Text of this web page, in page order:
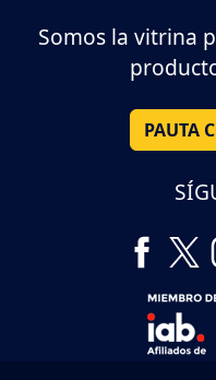
Somos la vitrina
PAUTA